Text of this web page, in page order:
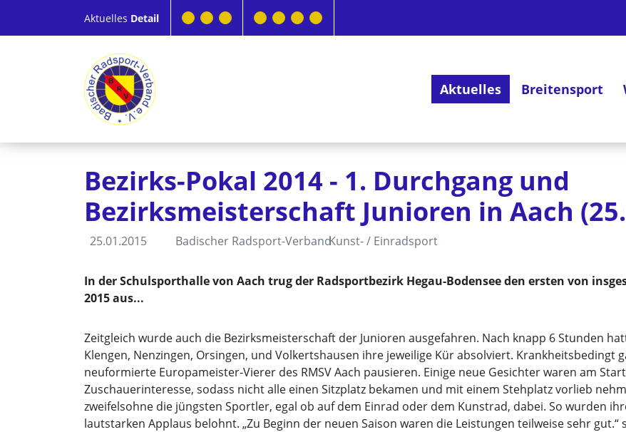
Aktuelles Detail
Aktuelles Breitensport
Bezirks-Pokal 2014 - 1. Durchgang und
Bezirksmeisterschaft Junioren in Aach
25.01.2015 Badischer Radsport-VerbandKunst- / Einradsport
In der Schulsporthalle von Aach trug der Radsportbezirk Hegau-Bodensee den ersten von
2015 aus...
Zeitgleich wurde auch die Bezirksmeisterschaft der Junioren ausgefahren. Nach knapp 6 Stunden
Klengen, Nenzingen, Orsingen, und Volkertshausen ihre jeweilige Kür absolviert. Krankheitsbedingt
neuformierte Europameister-Vierer des RMSV Aach pausieren. Einige neue Gesichter waren am
Zuschauerinteresse, sodass nicht alle einen Sitzplatz bekamen und mit einem Stehplatz vorlieb
zweifelsohne die jüngsten Sportler, egal ob auf dem Einrad oder dem Kunstrad, dabei. So wurden
lautstarken Applaus belohnt. „Zu Beginn der neuen Saison waren die Leistungen teilweise sehr